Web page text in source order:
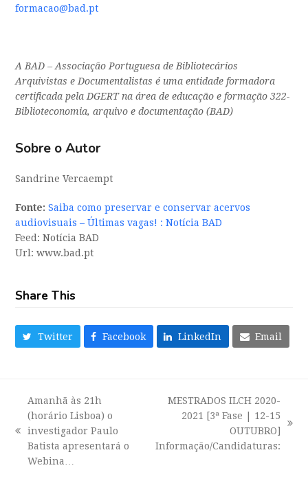
formacao@bad.pt
A BAD – Associação Portuguesa de Bibliotecários
Arquivistas e Documentalistas é uma entidade formadora
certificada pela DGERT na área de educação e formação 322-
Biblioteconomia, arquivo e documentação (BAD)
Sobre o Autor
Sandrine Vercaempt
Fonte: Saiba como preservar e conservar acervos
audiovisuais – Últimas vagas! : Notícia BAD
Feed: Notícia BAD
Url: www.bad.pt
Share This
Twitter Facebook LinkedIn Email
previous
post:
Amanhã às 21h
(horário Lisboa) o
investigador Paulo
Batista apresentará o
Webina…
post:
MESTRADOS ILCH 2020-
2021 [3ª Fase | 12-15
OUTUBRO]
Informação/Candidaturas: